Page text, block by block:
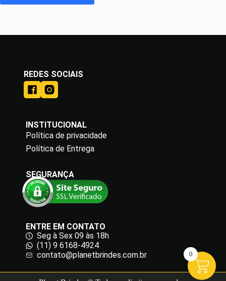
REDES SOCIAIS
INSTITUCIONAL
Política de privacidade
Política de Entrega
SEGURANÇA
ENTRE EM CONTATO
Seg à Sex 09 às 18h
(11) 9 6168-4924
contato@planetbrindes.com.br
0